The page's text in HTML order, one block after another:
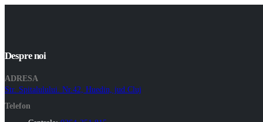
Despre noi
ADRESA
Str. Spitalulului. Nr.42, Huedin, jud.Cluj
Telefon